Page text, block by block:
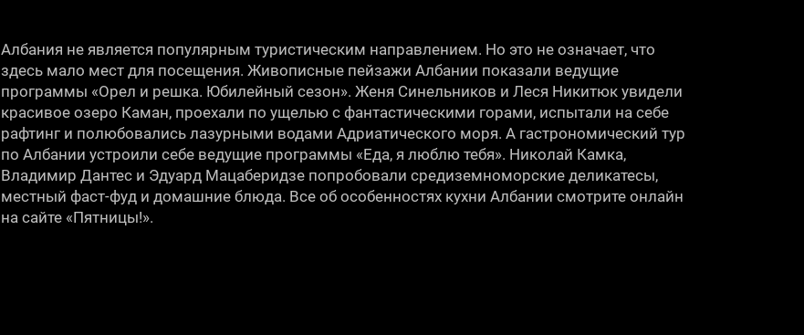
Албания не является популярным туристическим направлением. Но это не означает, что
здесь мало мест для посещения. Живописные пейзажи Албании показали ведущие
программы «Орел и решка. Юбилейный сезон». Женя Синельников и Леся Никитюк увидели
красивое озеро Каман, проехали по ущелью с фантастическими горами, испытали на себе
рафтинг и полюбовались лазурными водами Адриатического моря. А гастрономический тур
по Албании устроили себе ведущие программы «Еда, я люблю тебя». Николай Камка,
Владимир Дантес и Эдуард Мацаберидзе попробовали средиземноморские деликатесы,
местный фаст-фуд и домашние блюда. Все об особенностях кухни Албании смотрите онлайн
на сайте «Пятницы!».